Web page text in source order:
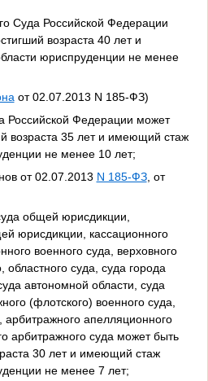
Суда Российской Федерации
возраста 40 лет и
юриспруденции не менее
от 02.07.2013 N 185-ФЗ)
Российской Федерации может
возраста 35 лет и имеющий стаж
не менее 10 лет;
от 02.07.2013 N 185-ФЗ, от
общей юрисдикции,
юрисдикции, кассационного
военного суда, верховного
областного суда, суда города
автономной области, суда
(флотского) военного суда,
арбитражного апелляционного
арбитражного суда может быть
30 лет и имеющий стаж
не менее 7 лет;